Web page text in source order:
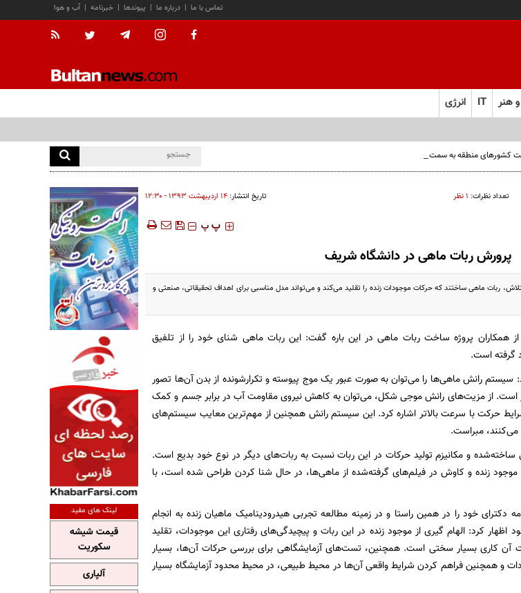
آب و هوا | خبرنامه | پیوندها | درباره ما | تماس با ما
هنر IT انرژی
حرکت کشورهای منطقه به سمت ترتیبات امنیتی مستقل دانست
تعداد نظرات: ۱ نظر تاریخ انتشار: ۱۴ ارديبهشت ۱۳۹۳ - ۱۲:۳۰
‍‍‍ پ پ
پرورش ربات ماهی در دانشگاه شریف
ربات ماهی ساختند که حرکات موجودات زنده را تقلید می‌کند و می‌تواند مدل مناسبی برای اهداف تحقیقاتی، صنعتی و
همکاران پروژه ساخت ربات ماهی در این باره گفت: این ربات ماهی شنای خود را از تلفیق
گرفته است.
سیستم رانش ماهی‌ها را می‌توان به صورت عبور یک موج پیوسته و تکرارشونده از بدن آن‌ها تصور
از مزیت‌های رانش موجی شکل، می‌توان به کاهش نیروی مقاومت آب در برابر جسم و کمک
حرکت با سرعت بالاتر اشاره کرد. این سیستم رانش همچنین از مهم‌ترین معایب سیستم‌های
مبراست.
و مکانیزم تولید حرکات در این ربات نسبت به ربات‌های دیگر در نوع خود بدیع است.
موجود زنده و کاوش در فیلم‌های گرفته‌شده از ماهی‌ها، در حال شنا کردن طراحی شده است، با
خود را در همین راستا و در زمینه مطالعه تجربی هیدرودینامیک ماهیان زنده به انجام
کرد: الهام گیری از موجود زنده در این ربات و پیچیدگی‌های رفتاری این موجودات، تقلید
آن کاری بسیار سختی‌ است. همچنین، تست‌های آزمایشگاهی برای بررسی حرکات آن‌ها، بسیار
و همچنین فراهم کردن شرایط واقعی آن‌ها در محیط طبیعی، در محیط محدود آزمایشگاه بسیار
لینک های مفید
قیمت شیشه
سکوریت
آلپاری